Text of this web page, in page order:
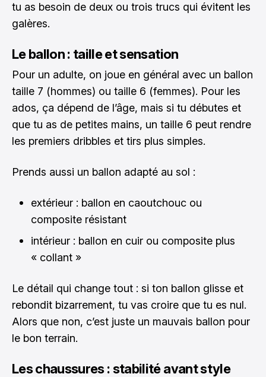
tu as besoin de deux ou trois trucs qui évitent les
galères.
Le ballon : taille et sensation
Pour un adulte, on joue en général avec un ballon
taille 7 (hommes) ou taille 6 (femmes). Pour les
ados, ça dépend de l’âge, mais si tu débutes et
que tu as de petites mains, un taille 6 peut rendre
les premiers dribbles et tirs plus simples.
Prends aussi un ballon adapté au sol :
extérieur : ballon en caoutchouc ou
composite résistant
intérieur : ballon en cuir ou composite plus
« collant »
Le détail qui change tout : si ton ballon glisse et
rebondit bizarrement, tu vas croire que tu es nul.
Alors que non, c’est juste un mauvais ballon pour
le bon terrain.
Les chaussures : stabilité avant style